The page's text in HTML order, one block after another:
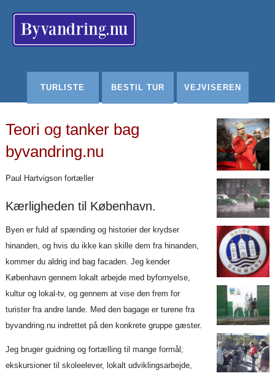
TURLISTE BESTIL TUR VEJVISEREN
Teori og tanker bag
byvandring.nu
Paul Hartvigson fortæller
Kærligheden til København.
Byen er fuld af spænding og historier der krydser
hinanden, og hvis du ikke kan skille dem fra hinanden,
kommer du aldrig ind bag facaden. Jeg kender
København gennem lokalt arbejde med byfornyelse,
kultur og lokal-tv, og gennem at vise den frem for
turister fra andre lande. Med den bagage er turene fra
byvandring.nu indrettet på den konkrete gruppe gæster.
Jeg bruger guidning og fortælling til mange formål;
ekskursioner til skoleelever, lokalt udviklingsarbejde,